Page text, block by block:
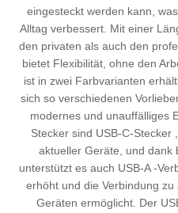
eingesteckt werden kann,
Alltag verbessert. Mit einer
den privaten als auch den
bietet Flexibilität, ohne den
ist in zwei Farbvarianten
sich so verschiedenen
modernes und unauffälliges
Stecker sind USB-C-Stecker
aktueller Geräte, und dank
unterstützt es auch USB-A -
erhöht und die Verbindung
Geräten ermöglicht. Der